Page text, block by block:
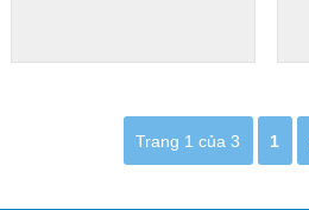
Trang 1 của 3 1